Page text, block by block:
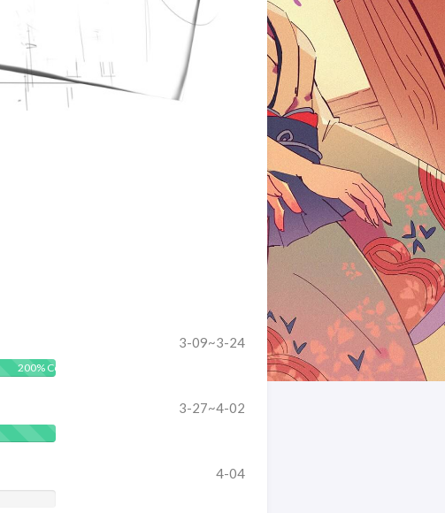
3-09~3-24
200% Complete
3-27~4-02
4-04